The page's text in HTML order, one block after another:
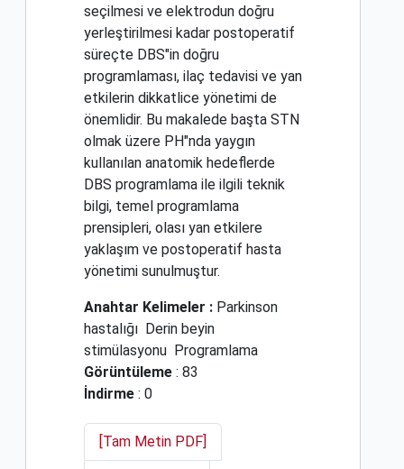
seçilmesi ve elektrodun doğru
yerleştirilmesi kadar postoperatif
süreçte DBS"in doğru
programlaması, ilaç tedavisi ve yan
etkilerin dikkatlice yönetimi de
önemlidir. Bu makalede başta STN
olmak üzere PH"nda yaygın
kullanılan anatomik hedeflerde
DBS programlama ile ilgili teknik
bilgi, temel programlama
prensipleri, olası yan etkilere
yaklaşım ve postoperatif hasta
yönetimi sunulmuştur.
Anahtar Kelimeler : Parkinson
hastalığı Derin beyin
stimülasyonu Programlama
Görüntüleme : 83
İndirme : 0
[Tam Metin PDF]